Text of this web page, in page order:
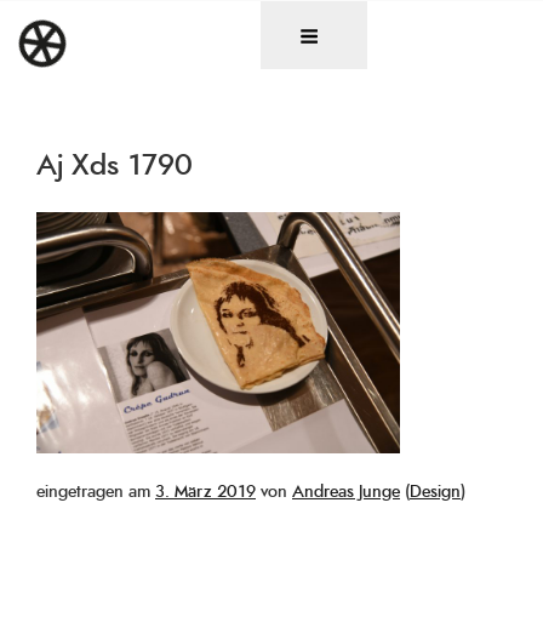
Inhalt
springen
Aj Xds 1790
eingetragen am Veröffentlicht
3. März 2019 von Andreas Junge (Design)